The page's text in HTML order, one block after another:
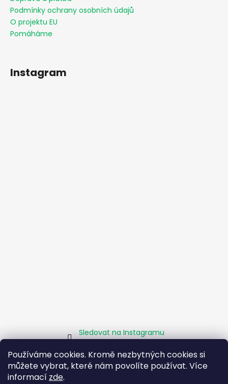
Používáme cookies. Kromě nezbytných cookies si
můžete vybrat, které nám povolíte používat. Více
informací zde.
Podmínky ochrany osobních údajů
O projektu EU
Pomáháme
Instagram
Sledovat na Instagramu
Homepage Obchodní podmínky Kamenné pobočky
Facebook